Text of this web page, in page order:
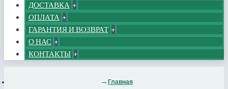
ДОСТАВКА +
ОПЛАТА +
ГАРАНТИЯ И ВОЗВРАТ +
О НАС +
КОНТАКТЫ +
Главная